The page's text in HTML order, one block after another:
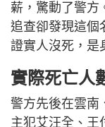
薪，驚動了警方
追查卻發現這個
證實人沒死，是
實際死亡人
警方先後在雲南
主犯艾汪全、王